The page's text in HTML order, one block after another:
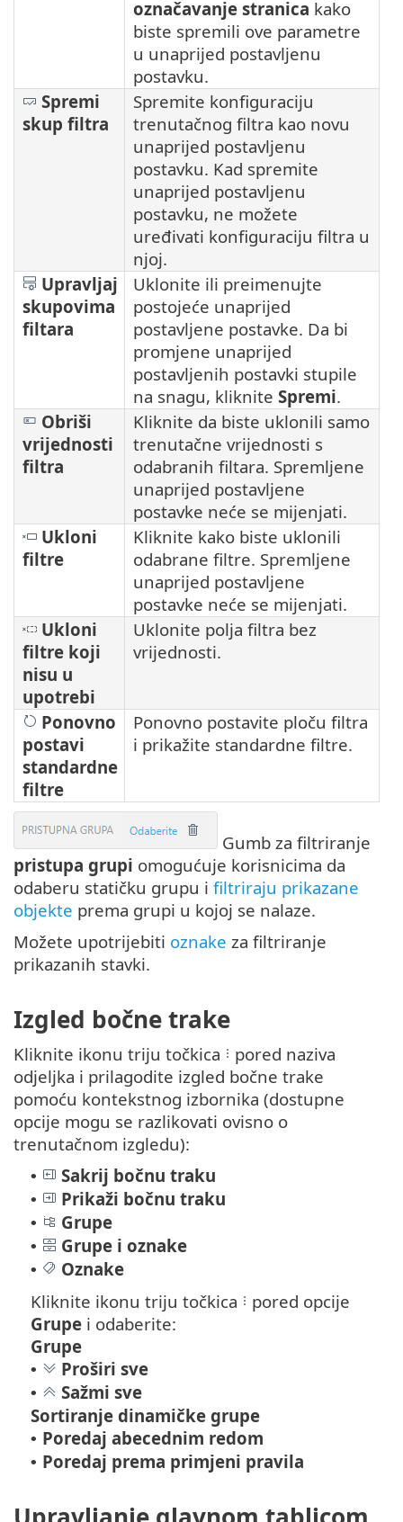
označavanje stranica kako
biste spremili ove parametre
u unaprijed postavljenu
postavku.
Spremi
skup filtra
Spremite konfiguraciju
trenutačnog filtra kao novu
unaprijed postavljenu
postavku. Kad spremite
unaprijed postavljenu
postavku, ne možete
uređivati konfiguraciju filtra u
njoj.
Upravljaj
skupovima
filtara
Uklonite ili preimenujte
postojeće unaprijed
postavljene postavke. Da bi
promjene unaprijed
postavljenih postavki stupile
na snagu, kliknite Spremi.
Obriši
vrijednosti
filtra
Kliknite da biste uklonili samo
trenutačne vrijednosti s
odabranih filtara. Spremljene
unaprijed postavljene
postavke neće se mijenjati.
Ukloni
filtre
Kliknite kako biste uklonili
odabrane filtre. Spremljene
unaprijed postavljene
postavke neće se mijenjati.
Ukloni
filtre koji
nisu u
upotrebi
Uklonite polja filtra bez
vrijednosti.
Ponovno
postavi
standardne
filtre
Ponovno postavite ploču filtra
i prikažite standardne filtre.
Gumb za filtriranje
pristupa grupi omogućuje korisnicima da
odaberu statičku grupu i filtriraju prikazane
objekte prema grupi u kojoj se nalaze.
Možete upotrijebiti oznake za filtriranje
prikazanih stavki.
Izgled bočne trake
Kliknite ikonu triju točkica
pored naziva
odjeljka i prilagodite izgled bočne trake
pomoću kontekstnog izbornika (dostupne
opcije mogu se razlikovati ovisno o
trenutačnom izgledu):
• Sakrij bočnu traku
• Prikaži bočnu traku
• Grupe
• Grupe i oznake
•
Oznake
Kliknite ikonu triju točkica
pored opcije
Grupe i odaberite:
Grupe
• Proširi sve
•
Sažmi sve
Sortiranje dinamičke grupe
• Poredaj abecednim redom
• Poredaj prema primjeni pravila